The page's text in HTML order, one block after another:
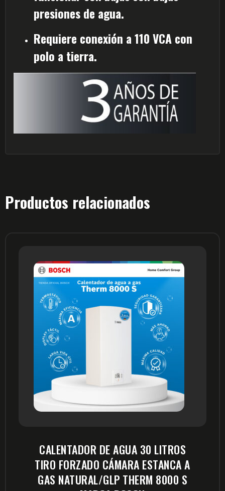
presiones de agua.
Requiere conexión a 110 VCA con
polo a tierra.
Productos relacionados
CALENTADOR DE AGUA 30 LITROS
TIRO FORZADO CÁMARA ESTANCA A
GAS NATURAL/GLP THERM 8000 S